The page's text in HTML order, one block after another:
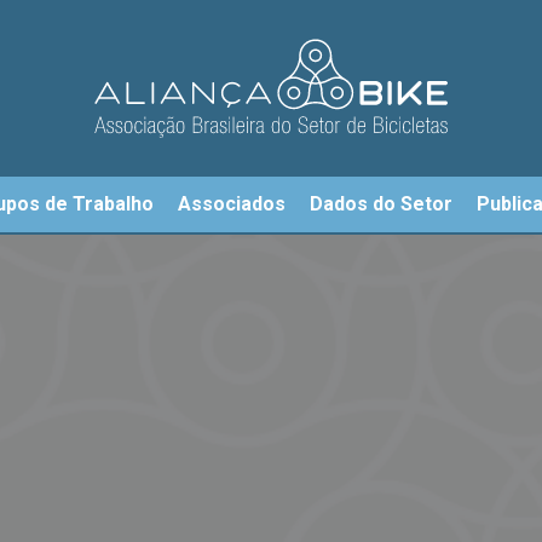
de Trabalho Associados Dados do Setor